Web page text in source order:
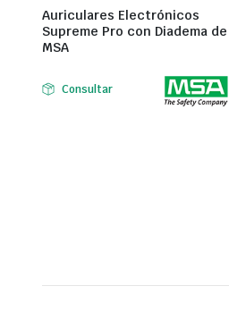
Auriculares Electrónicos
Supreme Pro con Diadema de
MSA
Consultar